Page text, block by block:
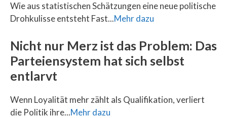
Wie aus statistischen Schätzungen eine neue politische
Drohkulisse entsteht Fast...Mehr dazu
Nicht nur Merz ist das Problem: Das
Parteiensystem hat sich selbst
entlarvt
Wenn Loyalität mehr zählt als Qualifikation, verliert
die Politik ihre...Mehr dazu